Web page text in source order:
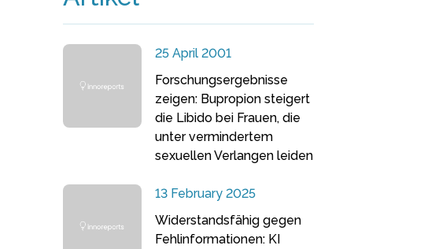
25 April 2001
Forschungsergebnisse
zeigen: Bupropion steigert
die Libido bei Frauen, die
unter vermindertem
sexuellen Verlangen leiden
13 February 2025
Widerstandsfähig gegen
Fehlinformationen: KI